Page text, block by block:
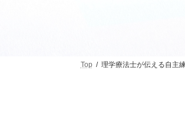
Top 理学療法士が伝える自主